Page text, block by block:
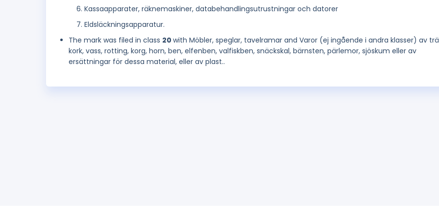
Kassaapparater, räknemaskiner, databehandlingsutrustningar och datorer
Eldsläckningsapparatur.
The mark was filed in class 20 with Möbler, speglar, tavelramar and Varor (ej ingående i andra klasser) av
kork, vass, rotting, korg, horn, ben, elfenben, valfiskben, snäckskal, bärnsten, pärlemor, sjöskum eller av
ersättningar för dessa material, eller av plast..